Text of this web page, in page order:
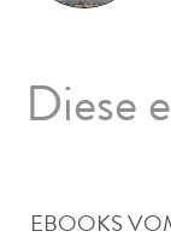
Diese
EBOOKS